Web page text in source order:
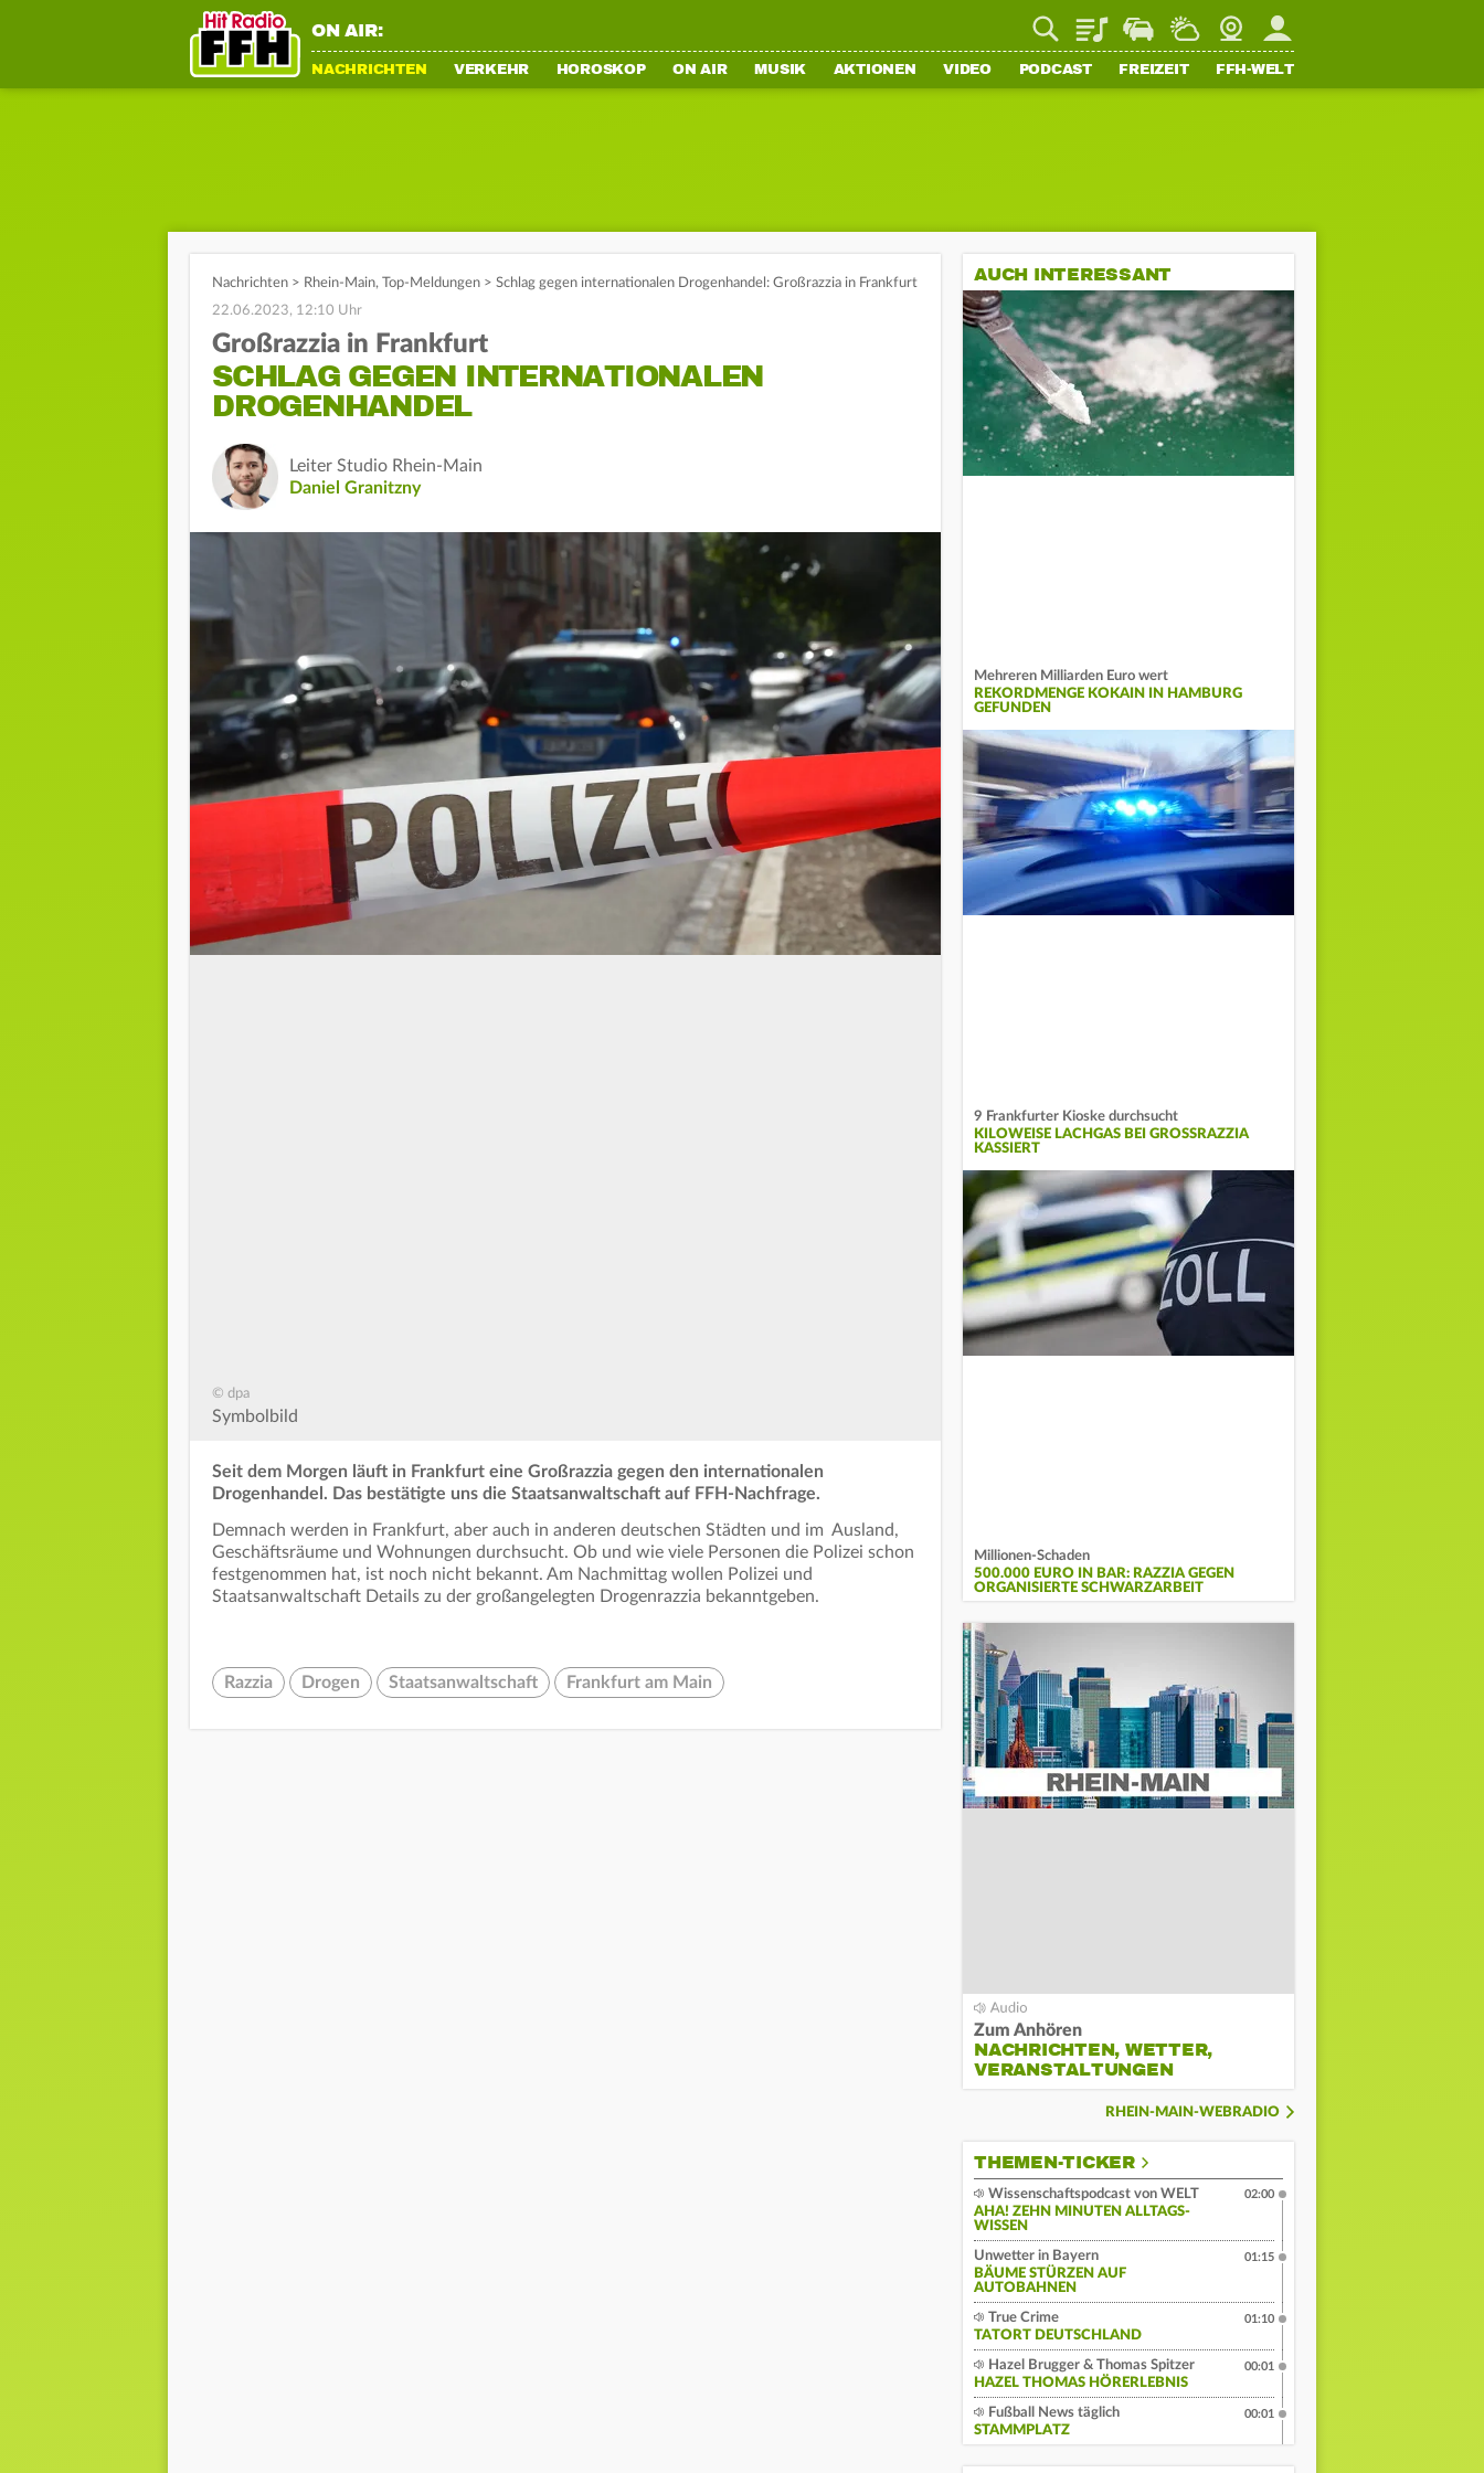
ON AIR: PlaylistStaupilotWetterWebcamMein FFH
NACHRICHTEN VERKEHR HOROSKOP ON AIR MUSIK AKTIONEN VIDEO PODCAST FREIZEIT FFH-WELT
Nachrichten > Rhein-Main, Top-Meldungen > Schlag gegen internationalen Drogenhandel: Großrazzia in Frankfurt
22.06.2023, 12:10 Uhr
Großrazzia in Frankfurt
SCHLAG GEGEN INTERNATIONALEN
DROGENHANDEL
Leiter Studio Rhein-Main
Daniel Granitzny
© dpa
Symbolbild
Seit dem Morgen läuft in Frankfurt eine Großrazzia gegen den internationalen
Drogenhandel. Das bestätigte uns die Staatsanwaltschaft auf FFH-Nachfrage.
Demnach werden in Frankfurt, aber auch in anderen deutschen Städten und im Ausland,
Geschäftsräume und Wohnungen durchsucht. Ob und wie viele Personen die Polizei schon
festgenommen hat, ist noch nicht bekannt. Am Nachmittag wollen Polizei und
Staatsanwaltschaft Details zu der großangelegten Drogenrazzia bekanntgeben.
Razzia Drogen Staatsanwaltschaft Frankfurt am Main
AUCH INTERESSANT
Mehreren Milliarden Euro wert
REKORDMENGE KOKAIN IN HAMBURG
GEFUNDEN
9 Frankfurter Kioske durchsucht
KILOWEISE LACHGAS BEI GROSSRAZZIA K
ASSIERT
Millionen-Schaden
500.000 EURO IN BAR: RAZZIA GEGEN
ORGANISIERTE SCHWARZARBEIT
Zum Anhören
NACHRICHTEN, WETTER,
VERANSTALTUNGEN
RHEIN-MAIN-WEBRADIO
THEMEN-TICKER
Wissenschaftspodcast von WELT
AHA! ZEHN MINUTEN ALLTAGS-
WISSEN
02:00
Unwetter in Bayern
BÄUME STÜRZEN AUF
AUTOBAHNEN
01:15
True Crime
TATORT DEUTSCHLAND
01:10
Hazel Brugger & Thomas Spitzer
HAZEL THOMAS HÖRERLEBNIS
00:01
Fußball News täglich
STAMMPLATZ
00:01